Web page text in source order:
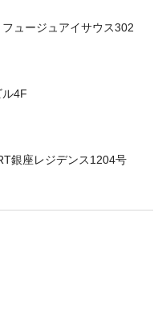
客からの契約をどれくらい
限はいくらでも。
＝10万円
。
況に応じて制度を見直す
ュージュアイサウス302
4F
銀座レジデンス1204号